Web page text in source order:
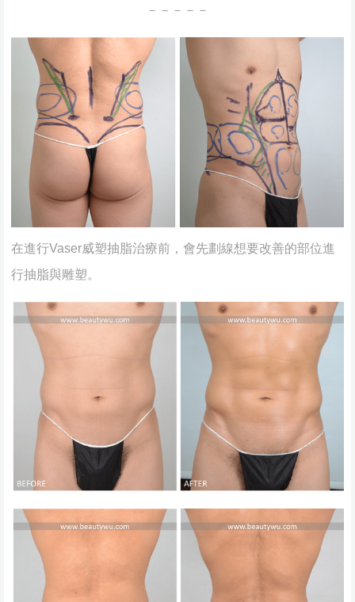
－－－－－
在進行Vaser威塑抽脂治療前，會先劃線想要改善的部位進
行抽脂與雕塑。